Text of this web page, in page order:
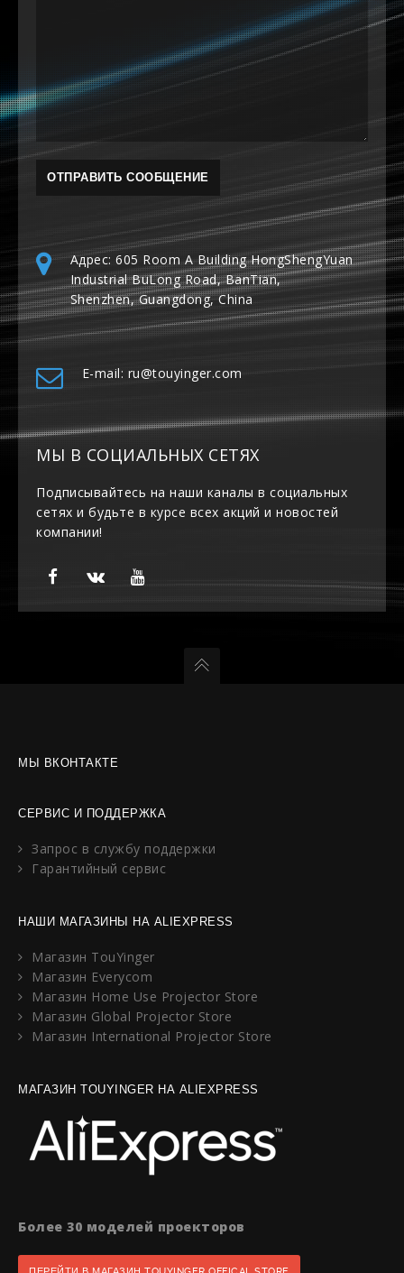
Адрес: 605 Room A Building HongShengYuan
Industrial BuLong Road, BanTian,
Shenzhen, Guangdong, China
E-mail: ru@touyinger.com
МЫ В СОЦИАЛЬНЫХ СЕТЯХ
Подписывайтесь на наши каналы в социальных
сетях и будьте в курсе всех акций и новостей
компании!
МЫ ВКОНТАКТЕ
СЕРВИС И ПОДДЕРЖКА
Запрос в службу поддержки
Гарантийный сервис
НАШИ МАГАЗИНЫ НА ALIEXPRESS
Магазин TouYinger
Магазин Everycom
Магазин Home Use Projector Store
Магазин Global Projector Store
Магазин International Projector Store
МАГАЗИН TOUYINGER НА ALIEXPRESS
Более 30 моделей проекторов